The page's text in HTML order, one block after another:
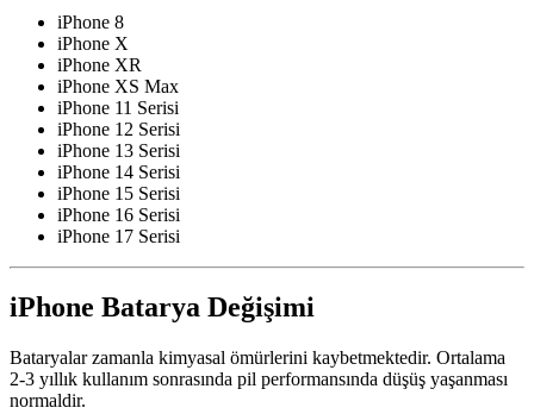
iPhone 8
iPhone X
iPhone XR
iPhone XS Max
iPhone 11 Serisi
iPhone 12 Serisi
iPhone 13 Serisi
iPhone 14 Serisi
iPhone 15 Serisi
iPhone 16 Serisi
iPhone 17 Serisi
iPhone Batarya Değişimi
Bataryalar zamanla kimyasal ömürlerini kaybetmektedir. Ortalama
2-3 yıllık kullanım sonrasında pil performansında düşüş yaşanması
normaldir.